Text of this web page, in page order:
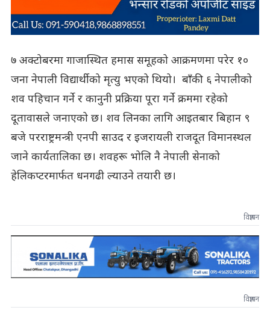
७ अक्टोबरमा गाजास्थित हमास समूहको आक्रमणमा परेर १०
जना नेपाली विद्यार्थीको मृत्यु भएको थियो। बाँकी ६ नेपालीको
शव पहिचान गर्ने र कानुनी प्रक्रिया पूरा गर्ने क्रममा रहेको
दूतावासले जनाएको छ। शव लिनका लागि आइतबार बिहान ९
बजे परराष्ट्रमन्त्री एनपी साउद र इजरायली राजदूत विमानस्थल
जाने कार्यतालिका छ। शवहरू भोलि नै नेपाली सेनाको
हेलिकप्टरमार्फत धनगढी ल्याउने तयारी छ।
विज्ञापन
विज्ञापन